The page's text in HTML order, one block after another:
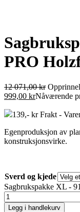
PRO
12 071,00kr
999,00 krNåværende
139,- kr Frakt -
Egenproduksjon av
konstruksjonsvirke.
Sverd og kjede
Sagbrukspakke XL -
Legg i handlekurv